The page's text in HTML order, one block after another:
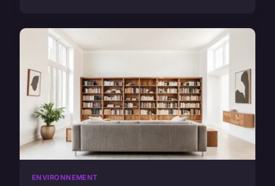
ENVIRONNEMENT